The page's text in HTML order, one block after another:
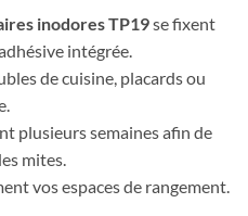
inodores TP19se fixent
intégrée.
de cuisine, placards ou
plusieurs semaines afin de
mites.
vos espaces de rangement.